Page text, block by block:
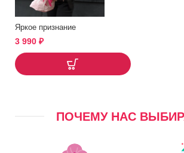
Яркое признание
3 990 ₽
ПОЧЕМУ НАС